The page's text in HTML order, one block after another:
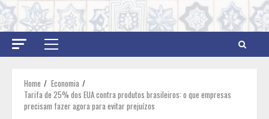
Primary
Home
Economia
Tarifa de 25% dos EUA contra produtos brasileiros: o que empresas
precisam fazer agora para evitar prejuízos